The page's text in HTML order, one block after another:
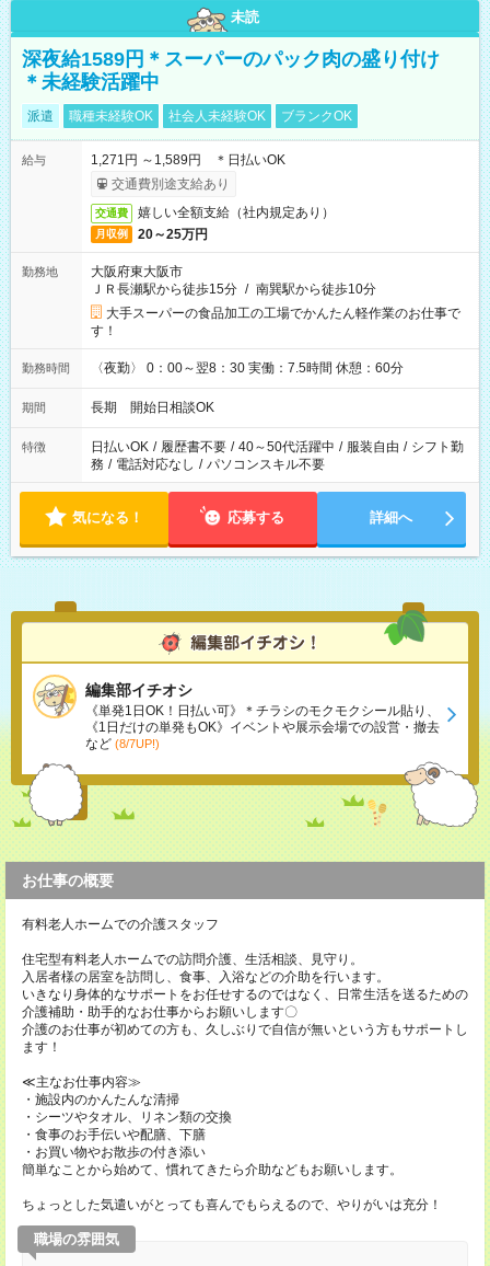
未読
深夜給1589円＊スーパーのパック肉の盛り付け
＊未経験活躍中
派遣 職種未経験OK 社会人未経験OK ブランクOK
給与
1,271円 ～1,589円 ＊日払いOK
交通費別途支給あり
交通費 嬉しい全額支給（社内規定あり）
月収例 20～25万円
勤務地
大阪府東大阪市
ＪＲ長瀬駅から徒歩15分 / 南巽駅から徒歩10分
大手スーパーの食品加工の工場でかんたん軽作業のお仕事で
す！
勤務時間 〈夜勤〉 0：00～翌8：30 実働：7.5時間 休憩：60分
期間 長期 開始日相談OK
特徴 日払いOK / 履歴書不要 / 40～50代活躍中 / 服装自由 / シフト勤
務 / 電話対応なし / パソコンスキル不要
気になる！ 応募する 詳細へ
編集部イチオシ
《単発1日OK！日払い可》＊チラシのモクモクシール貼り、
《1日だけの単発もOK》イベントや展示会場での設営・撤去
など (8/7UP!)
お仕事の概要
有料老人ホームでの介護スタッフ
住宅型有料老人ホームでの訪問介護、生活相談、見守り。
入居者様の居室を訪問し、食事、入浴などの介助を行います。
いきなり身体的なサポートをお任せするのではなく、日常生活を送るための
介護補助・助手的なお仕事からお願いします〇
介護のお仕事が初めての方も、久しぶりで自信が無いという方もサポートし
ます！
≪主なお仕事内容≫
・施設内のかんたんな清掃
・シーツやタオル、リネン類の交換
・食事のお手伝いや配膳、下膳
・お買い物やお散歩の付き添い
簡単なことから始めて、慣れてきたら介助などもお願いします。
ちょっとした気遣いがとっても喜んでもらえるので、やりがいは充分！
職場の雰囲気